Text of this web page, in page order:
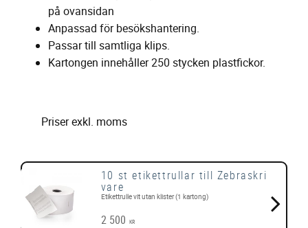
på ovansidan
Anpassad för besökshantering.
Passar till samtliga klips.
Kartongen innehåller 250 stycken plastfickor.
Priser exkl. moms
10 st etikettrullar till Zebraskri
vare
Etikettrulle vit utan klister (1 kartong)
2 500 KR